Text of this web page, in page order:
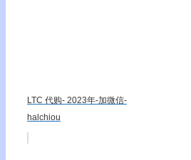
LTC 代购- 2023年-加微信-
halchiou